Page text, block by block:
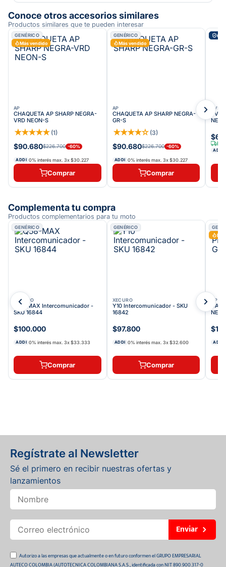
Conoce otros accesorios similares
Productos similares que te pueden interesar
GENÉRICO
Más vendido
AP
CHAQUETA AP SHARP NEGRA-
VRD NEON-S
★★★★★ (1)
$90.680$226.700 -60%
ADDI 0% interés max. 3x$30.227
Comprar
GENÉRICO
Más vendido
AP
CHAQUETA AP SHARP NEGRA-
GR-S
★★★★☆ (3)
$90.680$226.700 -60%
ADDI 0% interés max. 3x$30.227
Comprar
TVS
TVS
ADDI
Complementa tu compra
Productos complementarios para tu moto
GENÉRICO
XECURO
Q58-MAX Intercomunicador -
SKU 16844
$100.000
ADDI 0% interés max.3x$33.333
Comprar
GENÉRICO
XECURO
Y10 Intercomunicador - SKU
16842
$97.800
ADDI 0% interés max. 3x$32.600
Comprar
AP
ADDI
Regístrate al Newsletter
Sé el primero en recibir nuestras ofertas y
lanzamientos
Enviar
Autorizo a las empresas que actualmente o en futuro conformen el GRUPO EMPRESARIAL
AUTECO COLOMBIA (AUTOTECNICA COLOMBIANA S.A.S., identificada con NIT 890.900.317-0